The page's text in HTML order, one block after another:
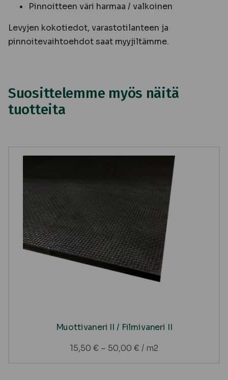
Pinnoitteen väri harmaa / valkoinen
Levyjen kokotiedot, varastotilanteen ja
pinnoitevaihtoehdot saat myyjiltämme.
Suosittelemme myös näitä
tuotteita
Muottivaneri II / Filmivaneri II
15,50 € – 50,00 € / m2